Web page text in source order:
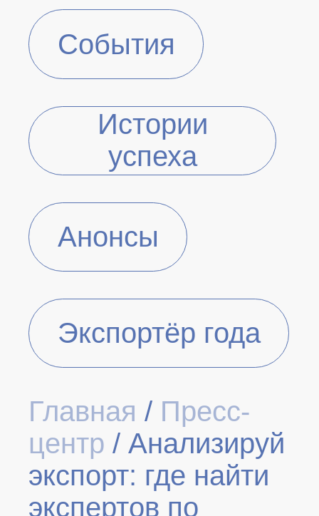
События
Истории
успеха
Анонсы
Экспортёр года
Главная / Пресс-
центр / Анализируй
экспорт: где найти
экспертов по